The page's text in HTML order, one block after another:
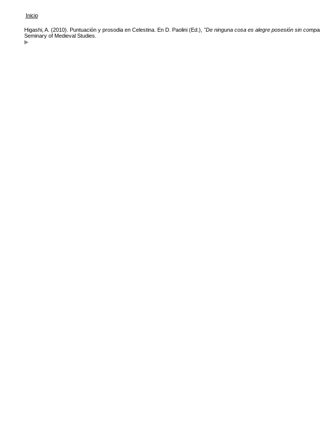
Inicio
Higashi, A. (2010). Puntuación y prosodia en Celestina. En D. Paolini (Ed.), "De ninguna cosa es alegre posesión sin
Seminary of Medieval Studies.